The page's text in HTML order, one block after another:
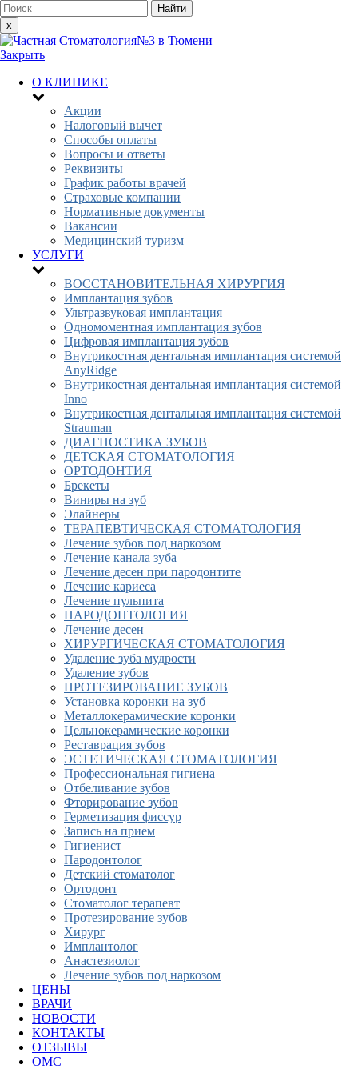
x
Закрыть
О КЛИНИКЕ
Акции
Налоговый вычет
Способы оплаты
Вопросы и ответы
Реквизиты
График работы врачей
Страховые компании
Нормативные документы
Вакансии
Медицинский туризм
УСЛУГИ
ВОССТАНОВИТЕЛЬНАЯ ХИРУРГИЯ
Имплантация зубов
Ультразвуковая имплантация
Одномоментная имплантация зубов
Цифровая имплантация зубов
Внутрикостная дентальная имплантация системой
AnyRidge
Внутрикостная дентальная имплантация системой
Inno
Внутрикостная дентальная имплантация системой
Strauman
ДИАГНОСТИКА ЗУБОВ
ДЕТСКАЯ СТОМАТОЛОГИЯ
ОРТОДОНТИЯ
Брекеты
Виниры на зуб
Элайнеры
ТЕРАПЕВТИЧЕСКАЯ СТОМАТОЛОГИЯ
Лечение зубов под наркозом
Лечение канала зуба
Лечение десен при пародонтите
Лечение кариеса
Лечение пульпита
ПАРОДОНТОЛОГИЯ
Лечение десен
ХИРУРГИЧЕСКАЯ СТОМАТОЛОГИЯ
Удаление зуба мудрости
Удаление зубов
ПРОТЕЗИРОВАНИЕ ЗУБОВ
Установка коронки на зуб
Металлокерамические коронки
Цельнокерамические коронки
Реставрация зубов
ЭСТЕТИЧЕСКАЯ СТОМАТОЛОГИЯ
Профессиональная гигиена
Отбеливание зубов
Фторирование зубов
Герметизация фиссур
Запись на прием
Гигиенист
Пародонтолог
Детский стоматолог
Ортодонт
Стоматолог терапевт
Протезирование зубов
Хирург
Имплантолог
Анастезиолог
Лечение зубов под наркозом
ЦЕНЫ
ВРАЧИ
НОВОСТИ
КОНТАКТЫ
ОТЗЫВЫ
ОМС